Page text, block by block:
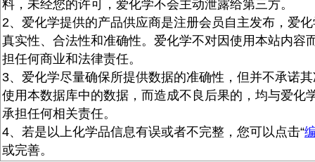
料，未经您的许可，爱化学不会主动泄露给第三方。
2、爱化学提供的产品供应商是注册会员自主发布，爱
真实性、合法性和准确性。爱化学不对因使用本站内容
担任何商业和法律责任。
3、爱化学尽量确保所提供数据的准确性，但并不承诺
使用本数据库中的数据，而造成不良后果的，均与爱化
承担任何相关责任。
4、若是以上化学品信息有误或者不完整，您可以点击“
或完善。